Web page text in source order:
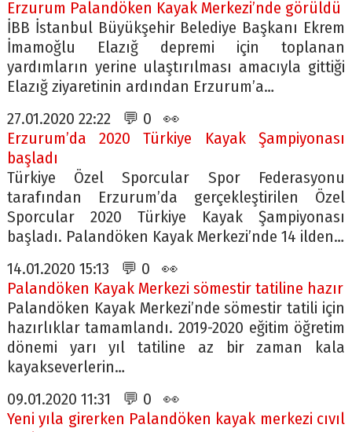
Erzurum Palandöken Kayak Merkezi’nde görüldü
İBB İstanbul Büyükşehir Belediye Başkanı Ekrem
İmamoğlu Elazığ depremi için toplanan
yardımların yerine ulaştırılması amacıyla gittiği
Elazığ ziyaretinin ardından Erzurum’a…
27.01.2020 22:22 💬 0 👀
Erzurum’da 2020 Türkiye Kayak Şampiyonası
başladı
Türkiye Özel Sporcular Spor Federasyonu
tarafından Erzurum’da gerçekleştirilen Özel
Sporcular 2020 Türkiye Kayak Şampiyonası
başladı. Palandöken Kayak Merkezi’nde 14 ilden…
14.01.2020 15:13 💬 0 👀
Palandöken Kayak Merkezi sömestir tatiline hazır
Palandöken Kayak Merkezi’nde sömestir tatili için
hazırlıklar tamamlandı. 2019-2020 eğitim öğretim
dönemi yarı yıl tatiline az bir zaman kala
kayakseverlerin…
09.01.2020 11:31 💬 0 👀
Yeni yıla girerken Palandöken kayak merkezi cıvıl